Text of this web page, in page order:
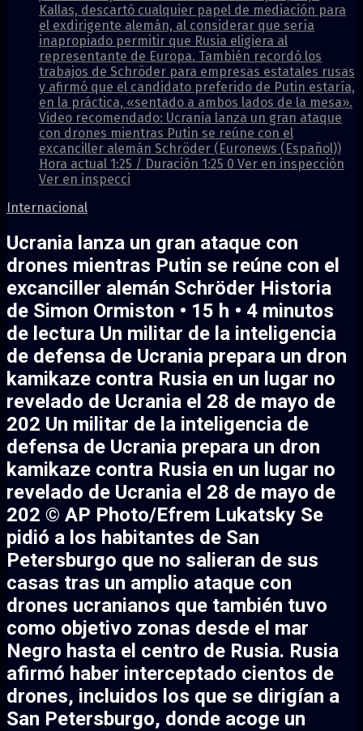
Kallas, descartó cualquier papel de mediación para
el exdirigente alemán, al considerar que sería
inapropiado permitir que Rusia eligiera al
representante de Europa. También recordó los
trabajos de Schröder para empresas estatales rusas
y afirmó que el candidato preferido de Putin estaría,
en la práctica, «sentado a ambos lados de la mesa».
Video recomendado: Ucrania lanza un gran ataque
con drones mientras Putin se reúne con el
excanciller alemán Schröder (Euronews (Español))
Hora actual 1:25 / Duración 1:25 0 Ver en inspección
Ver en inspecci
Internacional
Ucrania lanza un gran ataque con
drones mientras Putin se reúne con el
excanciller alemán Schröder Historia
de Simon Ormiston • 15 h • 4 minutos
de lectura Un militar de la inteligencia
de defensa de Ucrania prepara un dron
kamikaze contra Rusia en un lugar no
revelado de Ucrania el 28 de mayo de
202 Un militar de la inteligencia de
defensa de Ucrania prepara un dron
kamikaze contra Rusia en un lugar no
revelado de Ucrania el 28 de mayo de
202 © AP Photo/Efrem Lukatsky Se
pidió a los habitantes de San
Petersburgo que no salieran de sus
casas tras un amplio ataque con
drones ucranianos que también tuvo
como objetivo zonas desde el mar
Negro hasta el centro de Rusia. Rusia
afirmó haber interceptado cientos de
drones, incluidos los que se dirigían a
San Petersburgo, donde acoge un